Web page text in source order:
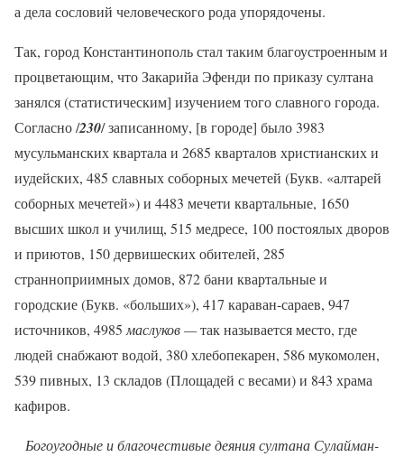
а дела сословий человеческого рода упорядочены.
Так, город Константинополь стал таким благоустроенным и
процветающим, что Закарийа Эфенди по приказу султана
занялся (статистическим] изучением того славного города.
Согласно /230/ записанному, [в городе] было 3983
мусульманских квартала и 2685 кварталов христианских и
иудейских, 485 славных соборных мечетей (Букв. «алтарей
соборных мечетей») и 4483 мечети квартальные, 1650
высших школ и училищ, 515 медресе, 100 постоялых дворов
и приютов, 150 дервишеских обителей, 285
странноприимных домов, 872 бани квартальные и
городские (Букв. «больших»), 417 караван-сараев, 947
источников, 4985 маслуков —так называется место, где
людей снабжают водой, 380 хлебопекарен, 586 мукомолен,
539 пивных, 13 складов (Площадей с весами) и 843 храма
кафиров.
Богоугодные и благочестивые деяния султана Сулайман-